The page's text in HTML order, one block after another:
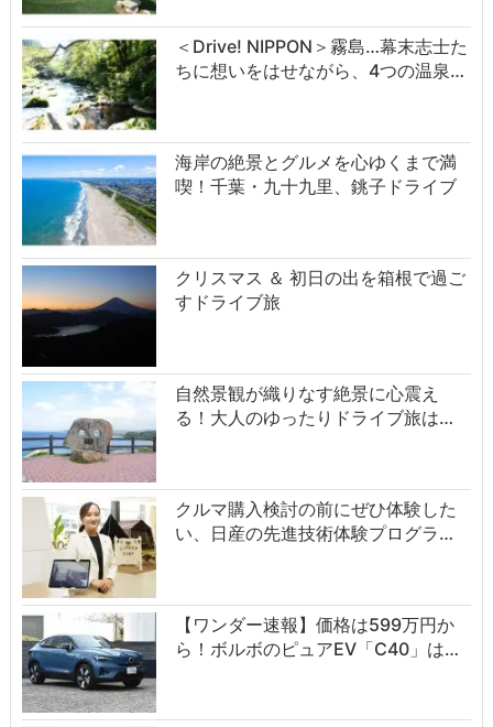
＜Drive! NIPPON＞霧島…幕末志士た
ちに想いをはせながら、4つの温泉…
海岸の絶景とグルメを心ゆくまで満
喫！千葉・九十九里、銚子ドライブ
クリスマス ＆ 初日の出を箱根で過ご
すドライブ旅
自然景観が織りなす絶景に心震え
る！大人のゆったりドライブ旅は…
クルマ購入検討の前にぜひ体験した
い、日産の先進技術体験プログラ…
【ワンダー速報】価格は599万円か
ら！ボルボのピュアEV「C40」は…